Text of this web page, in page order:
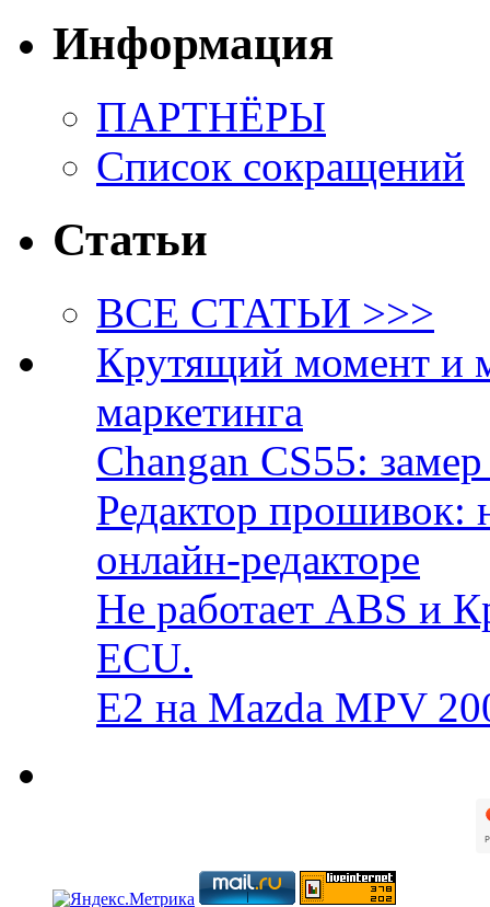
Информация
ПАРТНЁРЫ
Список сокращений
Статьи
ВСЕ СТАТЬИ >>>
Крутящий момент и
маркетинга
Changan CS55:
Редактор прошивок:
онлайн-редакторе
Не работает ABS и
ECU.
E2 на Mazda MPV